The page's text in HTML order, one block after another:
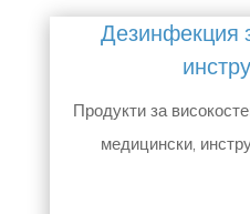
Дезинфекция
Продукти за
медицински,